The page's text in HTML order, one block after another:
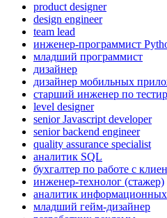
product designer
design engineer
team lead
инженер-программист
младший программист
дизайнер
дизайнер мобильных
старший инженер по
level designer
senior Javascript developer
senior backend engineer
quality assurance specialist
аналитик SQL
бухгалтер по работе с
инженер-технолог (стажер)
аналитик
младший гейм-дизайнер